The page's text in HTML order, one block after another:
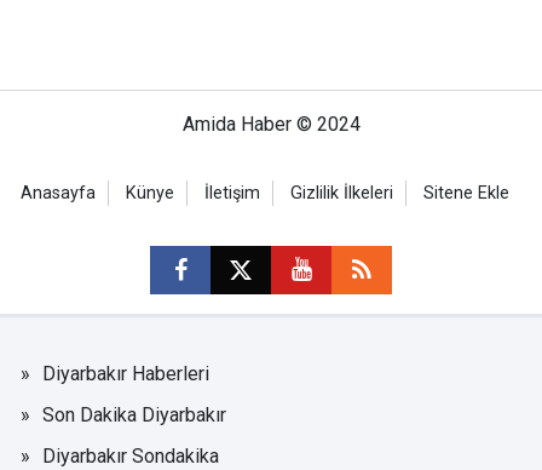
Amida Haber © 2024
Anasayfa Künye İletişim Gizlilik İlkeleri Sitene Ekle
Diyarbakır Haberleri
Son Dakika Diyarbakır
Diyarbakır Sondakika